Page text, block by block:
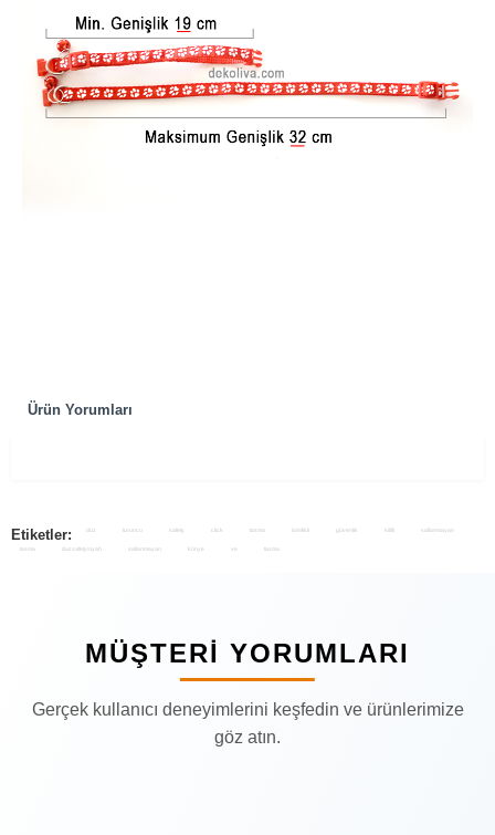
Ürün Yorumları
Etiketler: düz turuncu safety click tasma i̇simlikli güvenlik kilitli sallanmayan
tasma duzsafetysiyah sallanmayan künye ve tasma
MÜŞTERI YORUMLARI
Gerçek kullanıcı deneyimlerini keşfedin ve ürünlerimize
göz atın.